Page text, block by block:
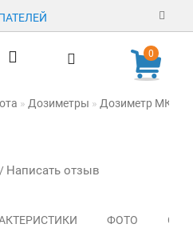
Регистрация
Авторизация
0
Дозиметры Дозиметр МКС-
/ Написать отзыв
ФОТО